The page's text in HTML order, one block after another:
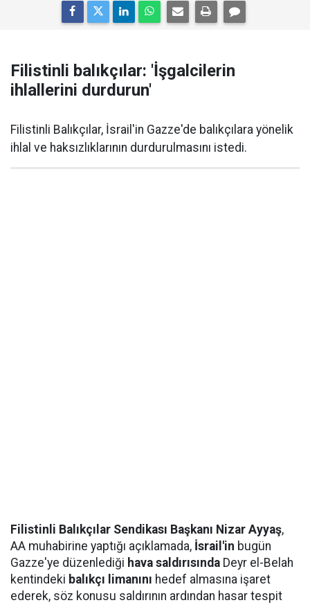
Filistinli balıkçılar: 'İşgalcilerin
ihlallerini durdurun'
Filistinli Balıkçılar, İsrail'in Gazze'de balıkçılara yönelik
ihlal ve haksızlıklarının durdurulmasını istedi.
Filistinli Balıkçılar Sendikası Başkanı Nizar Ayyaş,
AA muhabirine yaptığı açıklamada, İsrail'in bugün
Gazze'ye düzenlediği hava saldırısında Deyr el-Belah
kentindeki balıkçı limanını hedef almasına işaret
ederek, söz konusu saldırının ardından hasar tespit